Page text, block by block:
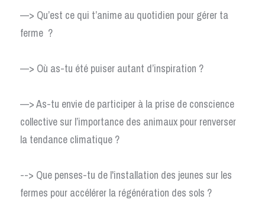
—> Qu’est ce qui t’anime au quotidien pour gérer ta
ferme  ?
—> Où as-tu été puiser autant d’inspiration ?
—> As-tu envie de participer à la prise de conscience
collective sur l’importance des animaux pour renverser
la tendance climatique ?
--> Que penses-tu de l'installation des jeunes sur les
fermes pour accélérer la régénération des sols ?